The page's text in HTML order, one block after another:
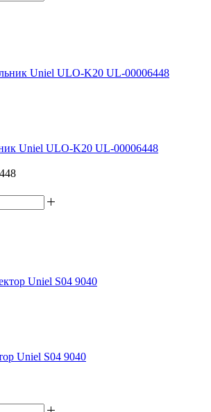
Uniel ULO-K20 UL-00006448
Uniel S04 9040